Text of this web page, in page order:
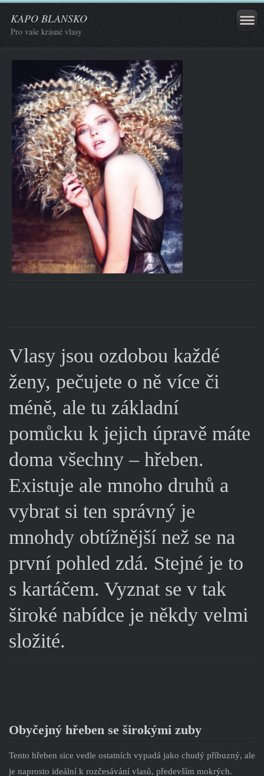
KAPO BLANSKO
Pro vaše krásné vlasy
Vlasy jsou ozdobou každé
ženy, pečujete o ně více či
méně, ale tu základní
pomůcku k jejich úpravě máte
doma všechny – hřeben.
Existuje ale mnoho druhů a
vybrat si ten správný je
mnohdy obtížnější než se na
první pohled zdá. Stejné je to
s kartáčem. Vyznat se v tak
široké nabídce je někdy velmi
složité.
Obyčejný hřeben se širokými zuby
Tento hřeben sice vedle ostatních vypadá jako chudý příbuzný, ale
je naprosto ideální k rozčesávání vlasů, především mokrých.